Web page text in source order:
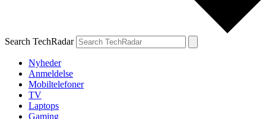
Search TechRadar
Nyheder
Anmeldelse
Mobiltelefoner
TV
Laptops
Gaming